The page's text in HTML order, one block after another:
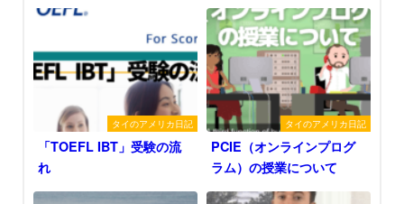
タイのアメリカ日記
「TOEFL IBT」受験の流
れ
タイのアメリカ日記
PCIE（オンラインプログ
ラム）の授業について